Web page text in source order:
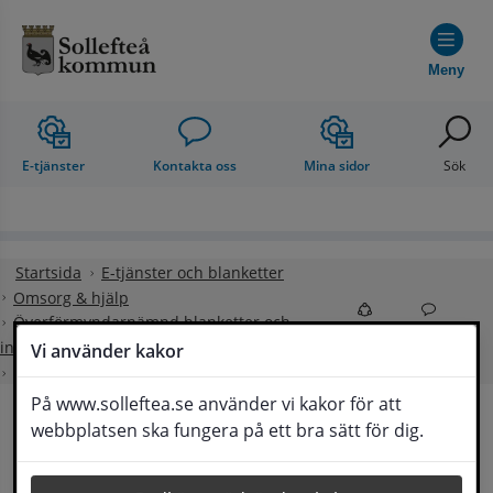
Vi använder kakor
På www.solleftea.se använder vi kakor för att
webbplatsen ska fungera på ett bra sätt för dig.
Meny
E-tjänster Kontakta oss Mina sidor Sök
Startsida
E-tjänster och blanketter
Omsorg & hjälp
Överförmyndarnämnd blanketter och
information till årsräkning
Utgifter under året
Dela Kontakt
Utgifter under året